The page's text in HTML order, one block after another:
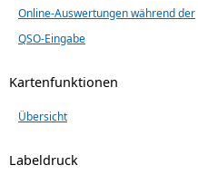
Online-Auswertungen während der
QSO-Eingabe
Kartenfunktionen
Übersicht
Labeldruck